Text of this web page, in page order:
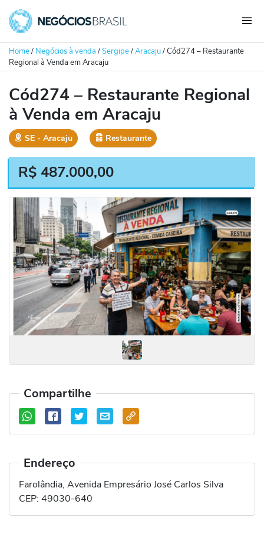
Home/ Negócios à venda/Sergipe/Aracaju/Cód274 – Restaurante
Regional à Venda em Aracaju
Cód274 – Restaurante Regional
à Venda em Aracaju
SE ‐ Aracaju Restaurante
R$ 487.000,00
Compartilhe
Endereço
Farolândia, Avenida Empresário José Carlos Silva
CEP: 49030-640